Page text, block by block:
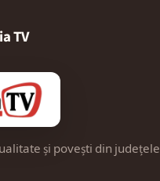
TV
și povești din județele